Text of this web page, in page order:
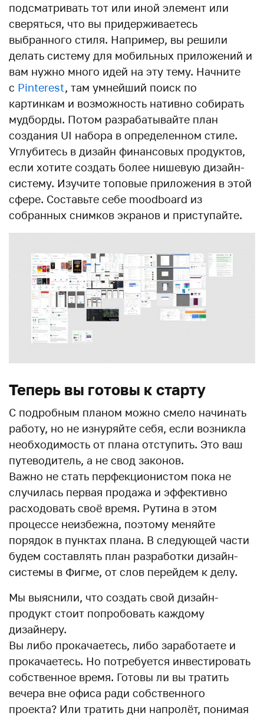
подсматривать тот или иной элемент или
сверяться, что вы придерживаетесь
выбранного стиля. Например, вы решили
делать систему для мобильных приложений и
вам нужно много идей на эту тему. Начните
с Pinterest, там умнейший поиск по
картинкам и возможность нативно собирать
мудборды. Потом разрабатывайте план
создания UI набора в определенном стиле.
Углубитесь в дизайн финансовых продуктов,
если хотите создать более нишевую дизайн-
систему. Изучите топовые приложения в этой
сфере. Составьте себе moodboard из
собранных снимков экранов и приступайте.
Теперь вы готовы к старту
С подробным планом можно смело начинать
работу, но не изнуряйте себя, если возникла
необходимость от плана отступить. Это ваш
путеводитель, а не свод законов.
Важно не стать перфекционистом пока не
случилась первая продажа и эффективно
расходовать своё время. Рутина в этом
процессе неизбежна, поэтому меняйте
порядок в пунктах плана. В следующей части
будем составлять план разработки дизайн-
системы в Фигме, от слов перейдем к делу.
Мы выяснили, что создать свой дизайн-
продукт стоит попробовать каждому
дизайнеру.
Вы либо прокачаетесь, либо заработаете и
прокачаетесь. Но потребуется инвестировать
собственное время. Готовы ли вы тратить
вечера вне офиса ради собственного
проекта? Или тратить дни напролёт, понимая